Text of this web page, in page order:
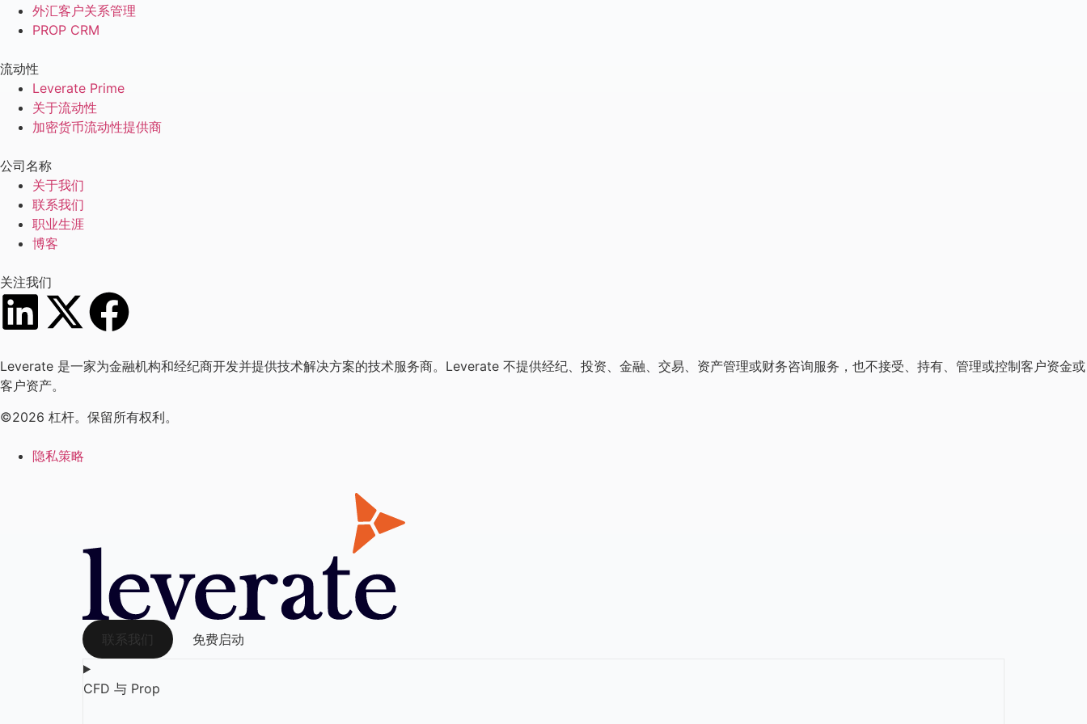
外汇客户关系管理
PROP CRM
流动性
Leverate Prime
关于流动性
加密货币流动性提供商
公司名称
关于我们
联系我们
职业生涯
博客
关注我们
Leverate 是一家为金融机构和经纪商开发并提供技术解决方案的技术服务商。Leverate 不提供经纪、投资、金融、交易、资产管理或财务咨询服务，也不接受、持有、管理或控制客户资金或
客户资产。
©2026 杠杆。保留所有权利。
隐私策略
联系我们 免费启动
CFD 与 Prop